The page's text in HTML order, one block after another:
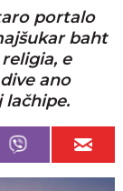
portalo
baht
e
ano
lačhipe.